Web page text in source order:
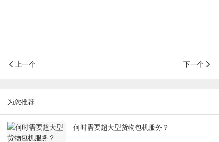
上一个 下一个
为您推荐
何时需要超大型货物包机服务？